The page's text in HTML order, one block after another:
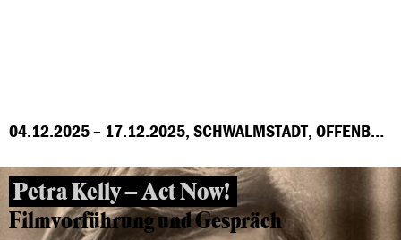
04.12.2025 – 17.12.2025, SCHWALMSTADT, OFFENBACH, MARBURG, FRANKFURT, GROSS-GERAU, HÖCHST
Petra Kelly – Act Now!
Filmvorführung und Gespräch